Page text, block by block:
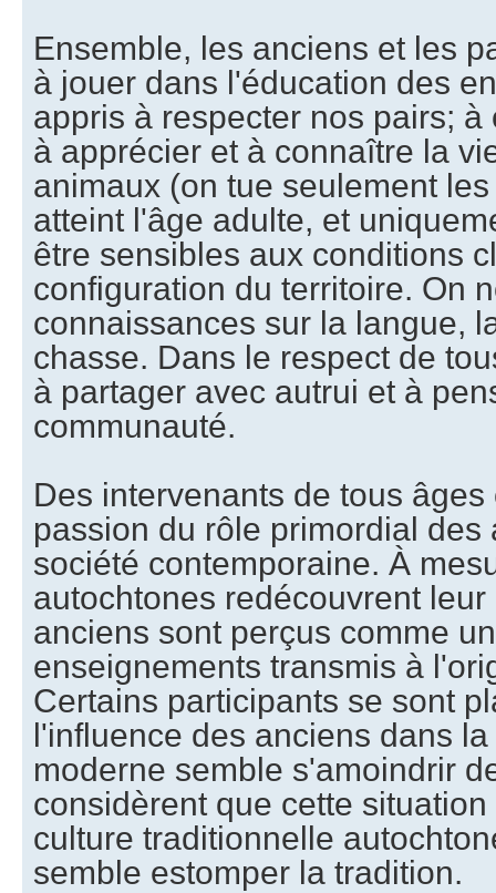
Ensemble, les anciens et les
à jouer dans l'éducation des
appris à respecter nos pairs;
à apprécier et à connaître la
animaux (on tue seulement
atteint l'âge adulte, et
être sensibles aux conditions
configuration du territoire. On
connaissances sur la langue,
chasse. Dans le respect de
à partager avec autrui et à
communauté.
Des intervenants de tous
passion du rôle primordial des
société contemporaine. À
autochtones redécouvrent
anciens sont perçus comme
enseignements transmis à
Certains participants se sont
l'influence des anciens dans
moderne semble s'amoindrir
considèrent que cette
culture traditionnelle
semble estomper la tradition.